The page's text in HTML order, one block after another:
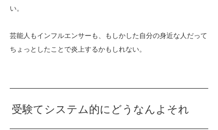
い。
芸能人もインフルエンサーも、もしかした自分の身近な人だって
ちょっとしたことで炎上するかもしれない。
受験てシステム的にどうなんよそれ